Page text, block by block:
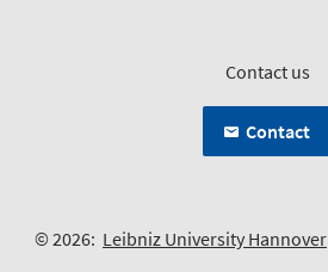
Contact us
Contact
© 2026: Leibniz University Hannover